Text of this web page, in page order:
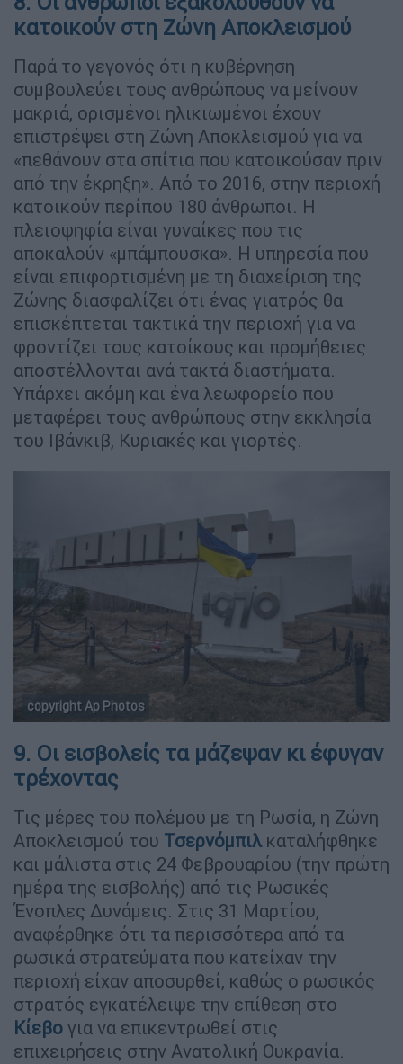
κατοικούν στη Ζώνη Αποκλεισμού
Παρά το γεγονός ότι η κυβέρνηση
συμβουλεύει τους ανθρώπους να μείνουν
μακριά, ορισμένοι ηλικιωμένοι έχουν
επιστρέψει στη Ζώνη Αποκλεισμού για να
«πεθάνουν στα σπίτια που κατοικούσαν πριν
από την έκρηξη». Από το 2016, στην περιοχή
κατοικούν περίπου 180 άνθρωποι. Η
πλειοψηφία είναι γυναίκες που τις
αποκαλούν «μπάμπουσκα». Η υπηρεσία που
είναι επιφορτισμένη με τη διαχείριση της
Ζώνης διασφαλίζει ότι ένας γιατρός θα
επισκέπτεται τακτικά την περιοχή για να
φροντίζει τους κατοίκους και προμήθειες
αποστέλλονται ανά τακτά διαστήματα.
Υπάρχει ακόμη και ένα λεωφορείο που
μεταφέρει τους ανθρώπους στην εκκλησία
του Ιβάνκιβ, Κυριακές και γιορτές.
copyright Ap Photos
9. Οι εισβολείς τα μάζεψαν κι έφυγαν
τρέχοντας
Τις μέρες του πολέμου με τη Ρωσία, η Ζώνη
Αποκλεισμού του Τσερνόμπιλ καταλήφθηκε
και μάλιστα στις 24 Φεβρουαρίου (την πρώτη
ημέρα της εισβολής) από τις Ρωσικές
Ένοπλες Δυνάμεις. Στις 31 Μαρτίου,
αναφέρθηκε ότι τα περισσότερα από τα
ρωσικά στρατεύματα που κατείχαν την
περιοχή είχαν αποσυρθεί, καθώς ο ρωσικός
στρατός εγκατέλειψε την επίθεση στο
Κίεβο για να επικεντρωθεί στις
επιχειρήσεις στην Ανατολική Ουκρανία.